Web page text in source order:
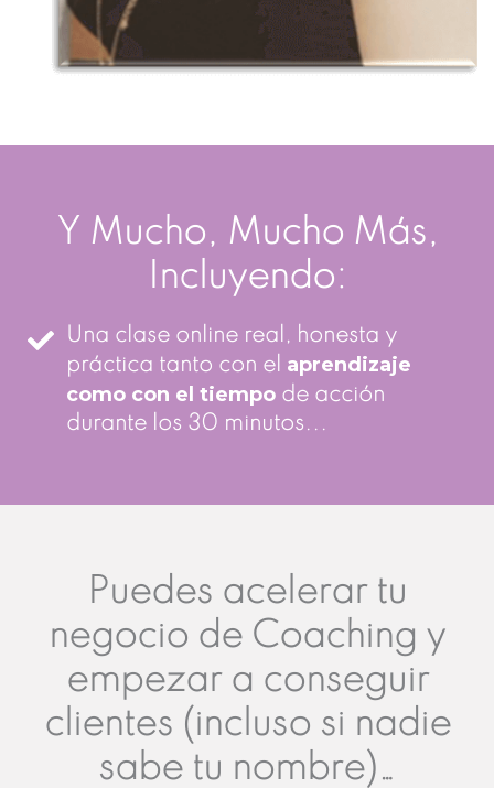
Y Mucho, Mucho Más,
Incluyendo:
Una clase online real, honesta y
práctica tanto con el aprendizaje
como con el tiempo de acción
durante los 30 minutos...
Puedes acelerar tu
negocio de Coaching y
empezar a conseguir
clientes (incluso si nadie
sabe tu nombre)…